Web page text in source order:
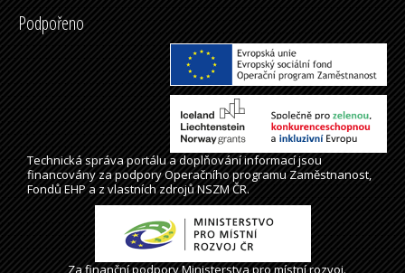
Podpořeno
Technická správaportálua doplňování informací jsou
financovány za podpory Operačního programu Zaměstnanost,
Fondů EHP a z vlastních zdrojů NSZM ČR.
Za finanční podpory Ministerstva pro místní rozvoj.